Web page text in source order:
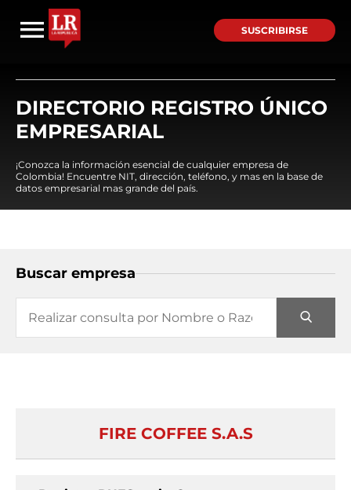
SUSCRIBIRSE
DIRECTORIO REGISTRO ÚNICO
EMPRESARIAL
¡Conozca la información esencial de cualquier empresa de
Colombia! Encuentre NIT, dirección, teléfono, y mas en la base de
datos empresarial mas grande del país.
Buscar empresa
FIRE COFFEE S.A.S